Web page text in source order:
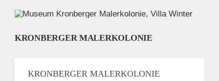
KRONBERGER MALERKOLONIE
KRONBERGER MALERKOLONIE